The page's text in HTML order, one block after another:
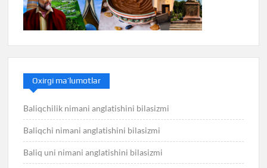
Oxirgi ma’lumotlar
Baliqchilik nimani anglatishini bilasizmi
Baliqchi nimani anglatishini bilasizmi
Baliq uni nimani anglatishini bilasizmi